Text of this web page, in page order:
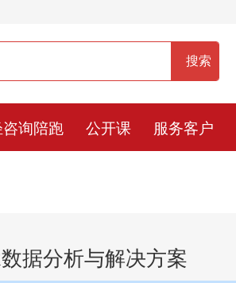
询陪跑 公开课 服务客户
据分析与解决方案